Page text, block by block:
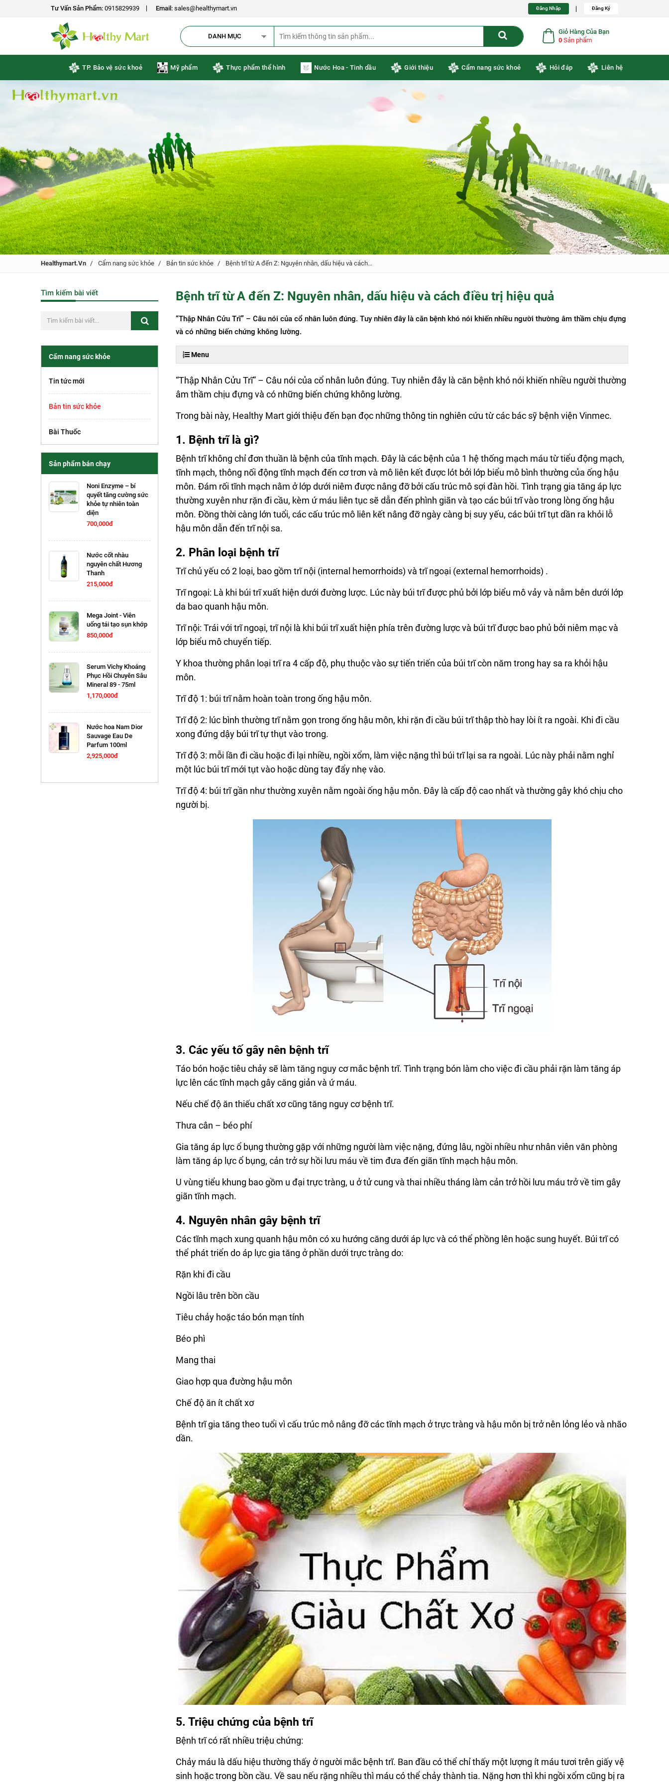
Tư Vấn Sản Phẩm: 0915829939 Email: sales@healthymart.vn Đăng Nhập Đăng Ký
DANH MỤC
Giỏ Hàng Của Bạn
0 Sản phẩm
TP. Bảo vệ sức khoẻ Mỹ phẩm Thực phẩm thể hình Nước Hoa - Tinh dầu Giới thiệu Cẩm nang sức khoẻ Hỏi đáp Liên hệ
Healthymart.vn Cẩm nang sức khỏe Bản tin sức khỏe Bệnh trĩ từ A đến Z: Nguyên nhân, dấu hiệu và cách...
Tìm kiếm bài viết
Cẩm nang sức khỏe
Tin tức mới
Bản tin sức khỏe
Bài Thuốc
Sản phẩm bán chạy
Noni Enzyme – bí
quyết tăng cường sức
khỏe tự nhiên toàn
diện
700,000đ
Nước cốt nhàu
nguyên chất Hương
Thanh
215,000đ
Mega Joint - Viên
uống tái tạo sụn khớp
850,000đ
Serum Vichy Khoáng
Phục Hồi Chuyên Sâu
Mineral 89 - 75ml
1,170,000đ
Nước hoa Nam Dior
Sauvage Eau De
Parfum 100ml
2,925,000đ
Bệnh trĩ từ A đến Z: Nguyên nhân, dấu hiệu và cách điều trị hiệu quả
“Thập Nhân Cửu Trĩ” – Câu nói của cổ nhân luôn đúng. Tuy nhiên đây là căn bệnh khó nói khiến nhiều người thường âm thầm chịu đựng
và có những biến chứng không lường.
Menu
“Thập Nhân Cửu Trĩ” – Câu nói của cổ nhân luôn đúng. Tuy nhiên đây là căn bệnh khó nói khiến nhiều người thường
âm thầm chịu đựng và có những biến chứng không lường.
Trong bài này, Healthy Mart giới thiệu đến bạn đọc những thông tin nghiên cứu từ các bác sỹ bệnh viện Vinmec.
1. Bệnh trĩ là gì?
Bệnh trĩ không chỉ đơn thuần là bệnh của tĩnh mạch. Đây là các bệnh của 1 hệ thống mạch máu từ tiểu động mạch,
tĩnh mạch, thông nối động tĩnh mạch đến cơ trơn và mô liên kết được lót bởi lớp biểu mô bình thường của ống hậu
môn. Đám rối tĩnh mạch nằm ở lớp dưới niêm được nâng đỡ bởi cấu trúc mô sợi đàn hồi. Tình trạng gia tăng áp lực
thường xuyên như rặn đi cầu, kèm ứ máu liên tục sẽ dẫn đến phình giãn và tạo các búi trĩ vào trong lòng ống hậu
môn. Đồng thời càng lớn tuổi, các cấu trúc mô liên kết nâng đỡ ngày càng bị suy yếu, các búi trĩ tụt dần ra khỏi lỗ
hậu môn dẫn đến trĩ nội sa.
2. Phân loại bệnh trĩ
Trĩ chủ yếu có 2 loại, bao gồm trĩ nội (internal hemorrhoids) và trĩ ngoại (external hemorrhoids) .
Trĩ ngoại: Là khi búi trĩ xuất hiện dưới đường lược. Lúc này búi trĩ được phủ bởi lớp biểu mô vảy và nằm bên dưới lớp
da bao quanh hậu môn.
Trĩ nội: Trái với trĩ ngoại, trĩ nội là khi búi trĩ xuất hiện phía trên đường lược và búi trĩ được bao phủ bởi niêm mạc và
lớp biểu mô chuyển tiếp.
Y khoa thường phân loại trĩ ra 4 cấp độ, phụ thuộc vào sự tiến triến của búi trĩ còn năm trong hay sa ra khỏi hậu
môn.
Trĩ độ 1: búi trĩ nằm hoàn toàn trong ống hậu môn.
Trĩ độ 2: lúc bình thường trĩ nằm gọn trong ống hậu môn, khi rặn đi cầu búi trĩ thập thò hay lòi ít ra ngoài. Khi đi cầu
xong đứng dậy búi trĩ tự thụt vào trong.
Trĩ độ 3: mỗi lần đi cầu hoặc đi lại nhiều, ngồi xổm, làm việc nặng thì búi trĩ lại sa ra ngoài. Lúc này phải nằm nghỉ
một lúc búi trĩ mới tụt vào hoặc dùng tay đẩy nhẹ vào.
Trĩ độ 4: búi trĩ gần như thường xuyên nằm ngoài ống hậu môn. Đây là cấp độ cao nhất và thường gây khó chịu cho
người bị.
3. Các yếu tố gây nên bệnh trĩ
Táo bón hoặc tiêu chảy sẽ làm tăng nguy cơ mắc bệnh trĩ. Tình trạng bón làm cho việc đi cầu phải rặn làm tăng áp
lực lên các tĩnh mạch gây căng giản và ứ máu.
Nếu chế độ ăn thiếu chất xơ cũng tăng nguy cơ bệnh trĩ.
Thưa cân – béo phí
Gia tăng áp lực ổ bụng thường gặp với những người làm việc nặng, đứng lâu, ngồi nhiều như nhân viên văn phòng
làm tăng áp lực ổ bụng, cản trở sự hồi lưu máu về tim đưa đến giãn tĩnh mạch hậu môn.
U vùng tiểu khung bao gồm u đại trực tràng, u ở tử cung và thai nhiều tháng làm cản trở hồi lưu máu trở về tim gây
giãn tĩnh mạch.
4. Nguyên nhân gây bệnh trĩ
Các tĩnh mạch xung quanh hậu môn có xu hướng căng dưới áp lực và có thể phồng lên hoặc sung huyết. Búi trĩ có
thể phát triển do áp lực gia tăng ở phần dưới trực tràng do:
Rặn khi đi cầu
Ngồi lâu trên bồn cầu
Tiêu chảy hoặc táo bón mạn tính
Béo phì
Mang thai
Giao hợp qua đường hậu môn
Chế độ ăn ít chất xơ
Bệnh trĩ gia tăng theo tuổi vì cấu trúc mô nâng đỡ các tĩnh mạch ở trực tràng và hậu môn bị trở nên lỏng lẻo và nhão
dần.
5. Triệu chứng của bệnh trĩ
Bệnh trĩ có rất nhiều triệu chứng:
Chảy máu là dấu hiệu thường thấy ở người mắc bệnh trĩ. Ban đầu có thể chỉ thấy một lượng ít máu tươi trên giấy vệ
sinh hoặc trong bồn cầu. Về sau nếu rặng nhiều thì máu có thể chảy thành tia. Nặng hơn thì khi ngồi xổm cũng bị ra